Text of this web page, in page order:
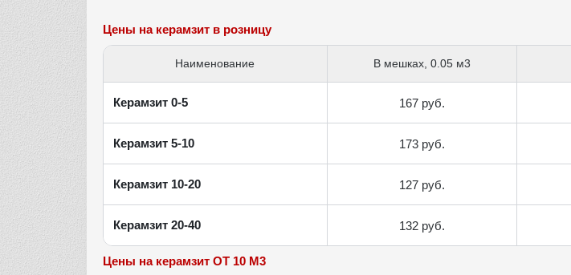
Цены на керамзит в розницу
Наименование В мешках, 0.05 м3
Керамзит 0-5 167 руб.
Керамзит 5-10 173 руб.
Керамзит 10-20 127 руб.
Керамзит 20-40 132 руб.
Цены на керамзит ОТ 10 М3